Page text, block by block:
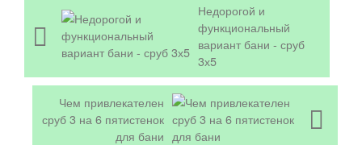
Недорогой и
функциональный
вариант бани - сруб
3х5
Чем привлекателен
сруб 3 на 6 пятистенок
для бани